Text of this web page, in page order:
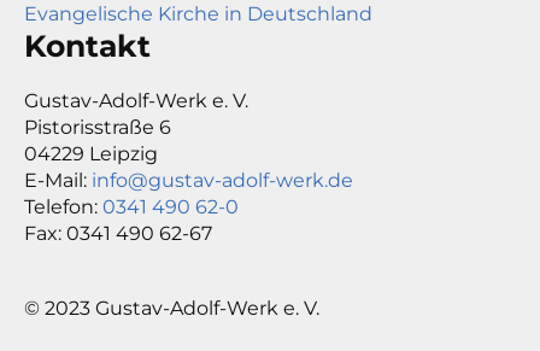
Evangelische Kirche in Deutschland
Kontakt
Gustav-Adolf-Werk e. V.
Pistorisstraße 6
04229 Leipzig
E-Mail: info@gustav-adolf-werk.de
Telefon: 0341 490 62-0
Fax: 0341 490 62-67
© 2023 Gustav-Adolf-Werk e. V.